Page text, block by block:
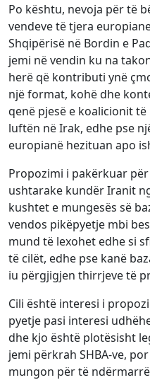
Po kështu, nevoja për të
vendeve të tjera
Shqipërisë në Bordin e
jemi në vendin ku na
herë që kontributi ynë
një format, kohë dhe
qenë pjesë e koalicionit
luftën në Irak, edhe pse
europianë hezituan apo
Propozimi i pakërkuar
ushtarake kundër Iranit
kushtet e mungesës së
vendos pikëpyetje mbi
mund të lexohet edhe si
të cilët, edhe pse kanë
iu përgjigjen thirrjeve të
Cili është interesi i
pyetje pasi interesi
dhe kjo është plotësisht
jemi përkrah SHBA-ve,
mungon për të